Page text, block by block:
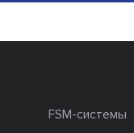
FSM-системы